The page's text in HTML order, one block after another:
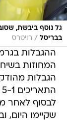
גל נוסף ביבשת,
בבריסל / רויטרס
ההגבלות
המחוזות
הגבלות
לבסוף לאחר
שקיימו היום,